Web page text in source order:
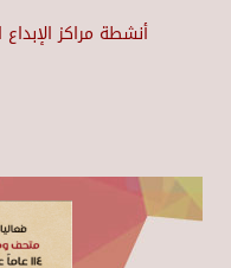
أنشطة مراكز